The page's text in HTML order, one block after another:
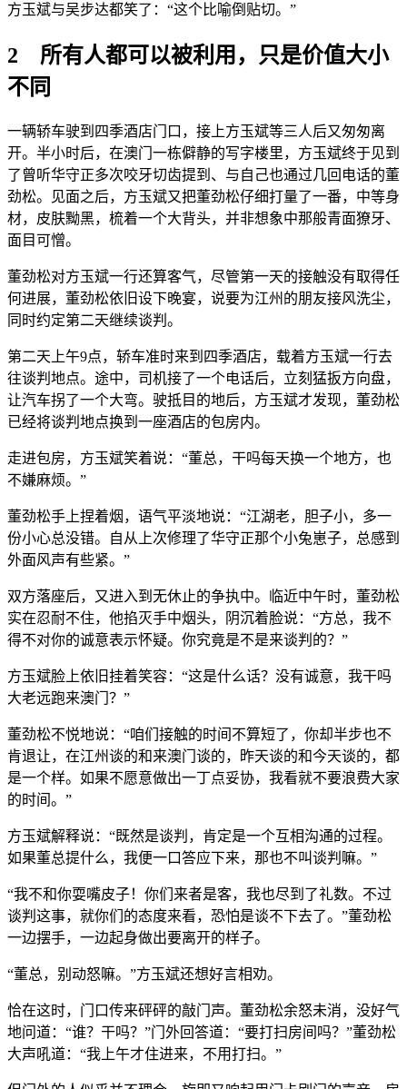
方玉斌与吴步达都笑了：“这个比喻倒贴切。”
2 所有人都可以被利用，只是价值大小
不同
一辆轿车驶到四季酒店门口，接上方玉斌等三人后又匆匆离
开。半小时后，在澳门一栋僻静的写字楼里，方玉斌终于见到
了曾听华守正多次咬牙切齿提到、与自己也通过几回电话的董
劲松。见面之后，方玉斌又把董劲松仔细打量了一番，中等身
材，皮肤黝黑，梳着一个大背头，并非想象中那般青面獠牙、
面目可憎。
董劲松对方玉斌一行还算客气，尽管第一天的接触没有取得任
何进展，董劲松依旧设下晚宴，说要为江州的朋友接风洗尘，
同时约定第二天继续谈判。
第二天上午9点，轿车准时来到四季酒店，载着方玉斌一行去
往谈判地点。途中，司机接了一个电话后，立刻猛扳方向盘，
让汽车拐了一个大弯。驶抵目的地后，方玉斌才发现，董劲松
已经将谈判地点换到一座酒店的包房内。
走进包房，方玉斌笑着说：“董总，干吗每天换一个地方，也
不嫌麻烦。”
董劲松手上捏着烟，语气平淡地说：“江湖老，胆子小，多一
份小心总没错。自从上次修理了华守正那个小兔崽子，总感到
外面风声有些紧。”
双方落座后，又进入到无休止的争执中。临近中午时，董劲松
实在忍耐不住，他掐灭手中烟头，阴沉着脸说：“方总，我不
得不对你的诚意表示怀疑。你究竟是不是来谈判的？”
方玉斌脸上依旧挂着笑容：“这是什么话？没有诚意，我干吗
大老远跑来澳门？”
董劲松不悦地说：“咱们接触的时间不算短了，你却半步也不
肯退让，在江州谈的和来澳门谈的，昨天谈的和今天谈的，都
是一个样。如果不愿意做出一丁点妥协，我看就不要浪费大家
的时间。”
方玉斌解释说：“既然是谈判，肯定是一个互相沟通的过程。
如果董总提什么，我便一口答应下来，那也不叫谈判嘛。”
“我不和你耍嘴皮子！你们来者是客，我也尽到了礼数。不过
谈判这事，就你们的态度来看，恐怕是谈不下去了。”董劲松
一边摆手，一边起身做出要离开的样子。
“董总，别动怒嘛。”方玉斌还想好言相劝。
恰在这时，门口传来砰砰的敲门声。董劲松余怒未消，没好气
地问道：“谁？干吗？”门外回答道：“要打扫房间吗？”董劲松
大声吼道：“我上午才住进来，不用打扫。”